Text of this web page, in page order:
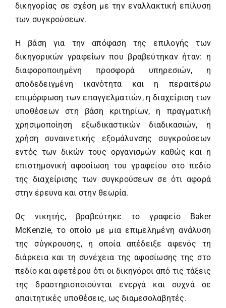
δικηγορίας σε σχέση με την εναλλακτική επίλυση
των συγκρούσεων.
Η βάση για την απόφαση της επιλογής των
δικηγορικών γραφείων που βραβεύτηκαν ήταν: η
διαφοροποιημένη προσφορά υπηρεσιών, η
αποδεδειγμένη ικανότητα και η περαιτέρω
επιμόρφωση των επαγγελματιών, η διαχείριση των
υποθέσεων στη βάση κριτηρίων, η πραγματική
χρησιμοποίηση εξωδικαστικών διαδικασιών, η
χρήση συναινετικής εξομάλυνσης συγκρούσεων
εντός των δικών τους οργανισμών καθώς και η
επιστημονική αφοσίωση του γραφείου στο πεδίο
της διαχείρισης των συγκρούσεων σε ότι αφορά
στην έρευνα και στην θεωρία.
Ως νικητής, βραβεύτηκε το γραφείο Baker
McKenzie, το οποίο με μια επιμελημένη ανάλυση
της σύγκρουσης, η οποία απέδειξε αφενός τη
διάρκεια και τη συνέχεια της αφοσίωσης της στο
πεδίο και αφετέρου ότι οι δικηγόροι από τις τάξεις
της δραστηριοποιούνται ενεργά και συχνά σε
απαιτητικές υποθέσεις, ως διαμεσολαβητές.